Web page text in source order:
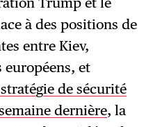
à des positions de
entre Kiev,
européens, et
de sécurité
dernière, la